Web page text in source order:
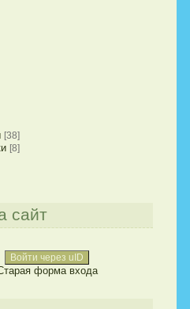
[38]
[8]
сайт
Войти через uID
форма входа